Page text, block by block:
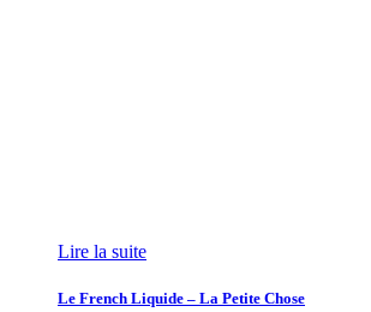
Lire la suite
Le French Liquide – La Petite Chose